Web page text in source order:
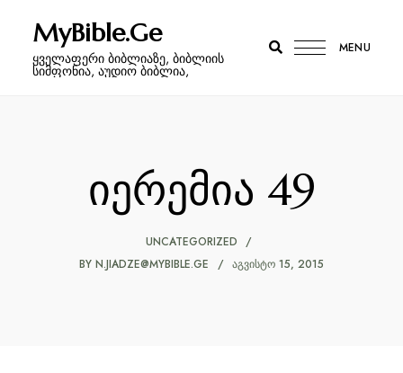
MyBible.Ge
ყველაფერი ბიბლიაზე, ბიბლიის
სიმფონია, აუდიო ბიბლია,
MENU
იერემია 49
UNCATEGORIZED
BY N.JIADZE@MYBIBLE.GE ᲐᲒᲕᲘᲡᲢᲝ 15, 2015